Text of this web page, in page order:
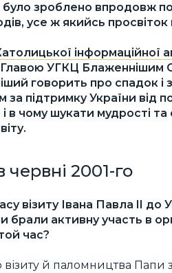
зроблено впродовж
усе ж якийсь просвіток
інформаційної
Главою УГКЦ Блаженнішим
говорить про спадок і
за підтримку України від
і в чому шукати мудрості
2001-го
візиту Івана Павла II
брали активну участь в
час?
візиту й паломництва